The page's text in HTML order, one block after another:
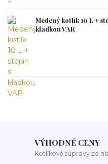
Medený kotlík 10 L +
kladkou VAR
VÝHODNÉ CENY
Kotlíkové súpravy za